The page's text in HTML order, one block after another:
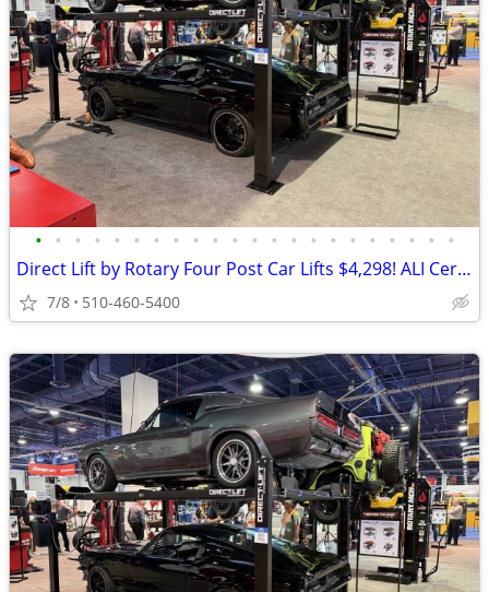
• • • • • • • • • • • • • • • • • • • • • •
Direct Lift by Rotary Four Post Car Lifts $4,298! ALI Certified!
7/8 510-460-5400